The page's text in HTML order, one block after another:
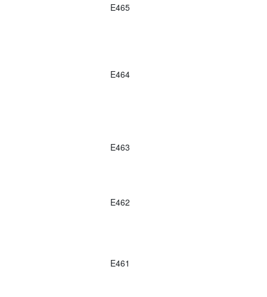
E465
E464
E463
E462
E461